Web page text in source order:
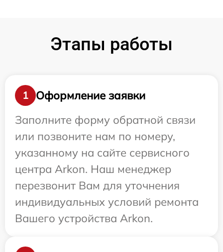
Этапы работы
1
Оформление заявки
Заполните форму обратной связи
или позвоните нам по номеру,
указанному на сайте сервисного
центра Arkon. Наш менеджер
перезвонит Вам для уточнения
индивидуальных условий ремонта
Вашего устройства Arkon.